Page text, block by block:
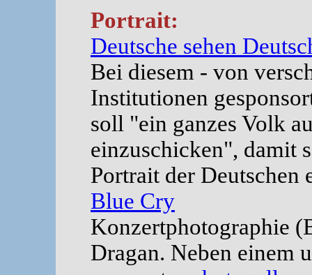
Portrait:
Deutsche sehen
Bei diesem - von
Institutionen
soll "ein ganzes Volk
einzuschicken", damit
Portrait der Deutschen
Blue Cry
Konzertphotographie
Dragan. Neben einem